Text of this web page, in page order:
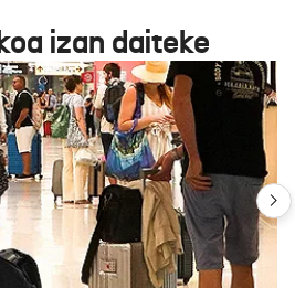
izan daiteke